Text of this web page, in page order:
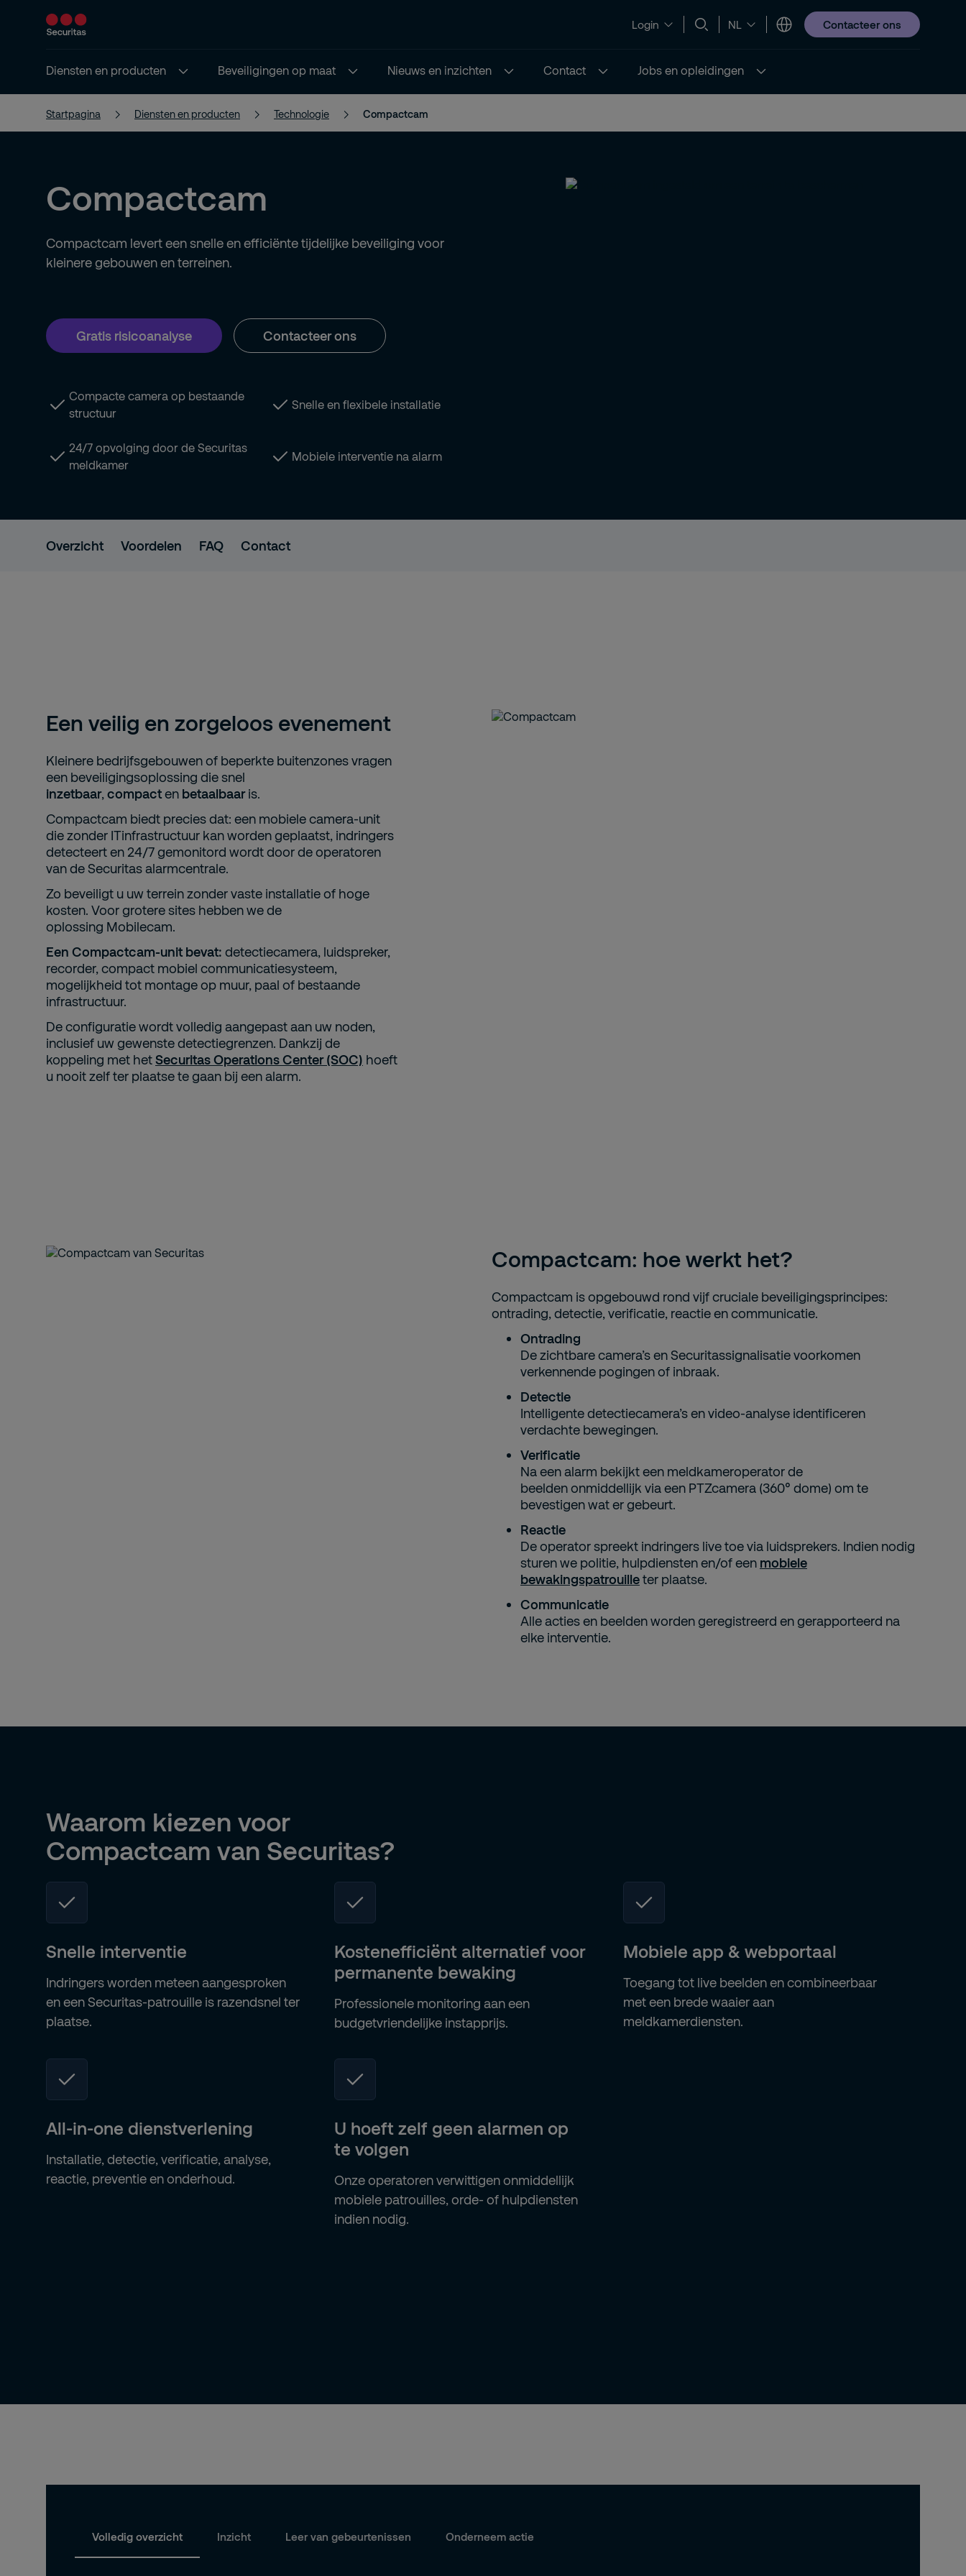
Login NL Contacteer ons
Diensten en producten Beveiligingen op maat Nieuws en inzichten Contact Jobs en opleidingen
Startpagina Diensten en producten Technologie Compactcam
Compactcam
Compactcam levert een snelle en efficiënte tijdelijke beveiliging voor
kleinere gebouwen en terreinen.
Gratis risicoanalyse Contacteer ons
Compacte camera op bestaande
structuur
Snelle en flexibele installatie
24/7 opvolging door de Securitas
meldkamer
Mobiele interventie na alarm
Overzicht Voordelen FAQ Contact
Een veilig en zorgeloos evenement
Kleinere bedrijfsgebouwen of beperkte buitenzones vragen
een beveiligingsoplossing die snel
inzetbaar, compacten betaalbaar is.
Compactcam biedt precies dat: een mobiele camera-unit
die zonder ITinfrastructuur kan worden geplaatst, indringers
detecteert en 24/7 gemonitord wordt door de operatoren
van de Securitas alarmcentrale.
Zo beveiligt u uw terrein zonder vaste installatie of hoge
kosten. Voor grotere sites hebben we de
oplossing Mobilecam.
Een Compactcam-unit bevat: detectiecamera, luidspreker,
recorder, compact mobiel communicatiesysteem,
mogelijkheid tot montage op muur, paal of bestaande
infrastructuur.
De configuratie wordt volledig aangepast aan uw noden,
inclusief uw gewenste detectiegrenzen. Dankzij de
koppeling met hetSecuritas Operations Center (SOC) hoeft
u nooit zelf ter plaatse te gaan bij een alarm.
Compactcam: hoe werkt het?
Compactcam is opgebouwd rond vijf cruciale beveiligingsprincipes:
ontrading, detectie, verificatie, reactie en communicatie.
Ontrading
De zichtbare camera’s en Securitassignalisatie voorkomen
verkennende pogingen of inbraak.
Detectie
Intelligente detectiecamera’s en video-analyse identificeren
verdachte bewegingen.
Verificatie
Na een alarm bekijkt een meldkameroperator de
beeldenonmiddellijk via een PTZcamera(360° dome) om te
bevestigen wat er gebeurt.
Reactie
De operator spreekt indringers live toe via luidsprekers. Indien nodig
sturen we politie, hulpdienstenen/of een mobiele
bewakingspatrouilleter plaatse.
Communicatie
Alle acties en beelden worden geregistreerd en gerapporteerd na
elke interventie.
Waarom kiezen voor
Compactcam van Securitas?
Snelle interventie
Indringers worden meteen aangesproken
en een Securitas-patrouille is razendsnel ter
plaatse.
Kostenefficiënt alternatief voor
permanente bewaking
Professionele monitoring aan een
budgetvriendelijke instapprijs.
Mobiele app & webportaal
Toegang tot live beelden en combineerbaar
met een brede waaier aan
meldkamerdiensten.
All-in-one dienstverlening
Installatie, detectie, verificatie, analyse,
reactie, preventie en onderhoud.
U hoeft zelf geen alarmen op
te volgen
Onze operatoren verwittigen onmiddellijk
mobiele patrouilles, orde- of hulpdiensten
indien nodig.
Volledig overzicht Inzicht Leer van gebeurtenissen Onderneem actie